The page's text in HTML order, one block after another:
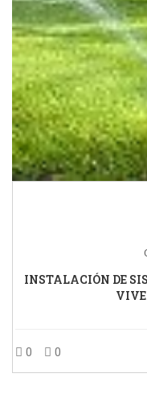
INSTALACIÓN DE
0 0